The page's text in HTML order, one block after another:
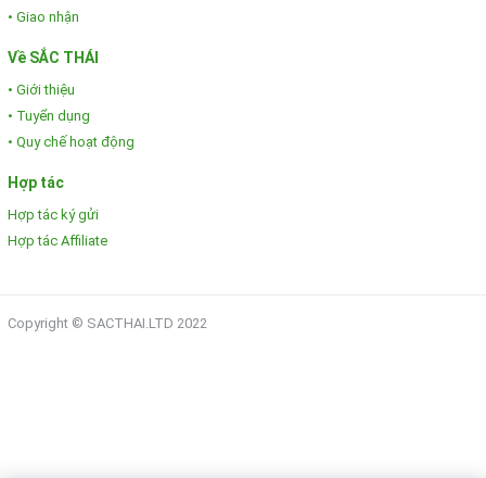
• Giao nhận
Về SẮC THÁI
• Giới thiệu
• Tuyển dụng
• Quy chế hoạt động
Hợp tác
Hợp tác ký gửi
Hợp tác Affiliate
Copyright © SACTHAI.LTD 2022